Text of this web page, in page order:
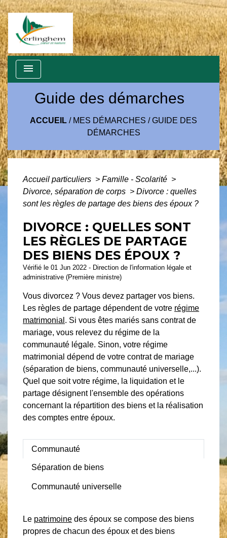
menu
Guide des démarches
ACCUEIL / MES DÉMARCHES /GUIDE DES
DÉMARCHES
Accueil particuliers > Famille - Scolarité >
Divorce, séparation de corps > Divorce : quelles
sont les règles de partage des biens des époux ?
DIVORCE : QUELLES SONT
LES RÈGLES DE PARTAGE
DES BIENS DES ÉPOUX ?
Vérifié le 01 Jun 2022 - Direction de l'information légale et
administrative (Première ministre)
Vous divorcez ? Vous devez partager vos biens.
Les règles de partage dépendent de votre régime
matrimonial . Si vous êtes mariés sans contrat de
mariage, vous relevez du régime de la
communauté légale. Sinon, votre régime
matrimonial dépend de votre contrat de mariage
(séparation de biens, communauté universelle,...).
Quel que soit votre régime, la liquidation et le
partage désignent l'ensemble des opérations
concernant la répartition des biens et la réalisation
des comptes entre époux.
Communauté
Séparation de biens
Communauté universelle
Le patrimoine des époux se compose des biens
propres de chacun des époux et des biens